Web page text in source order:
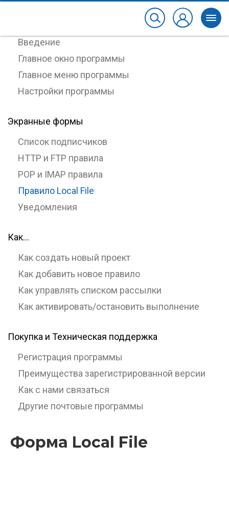
Введение
Главное окно программы
Главное меню программы
Настройки программы
Экранные формы
Список подписчиков
HTTP и FTP правила
POP и IMAP правила
Правило Local File
Уведомления
Как…
Как создать новый проект
Как добавить новое правило
Как управлять списком рассылки
Как активировать/остановить выполнение
Покупка и Техническая поддержка
Регистрация программы
Преимущества зарегистрированной версии
Как с нами связаться
Другие почтовые программы
Форма Local File